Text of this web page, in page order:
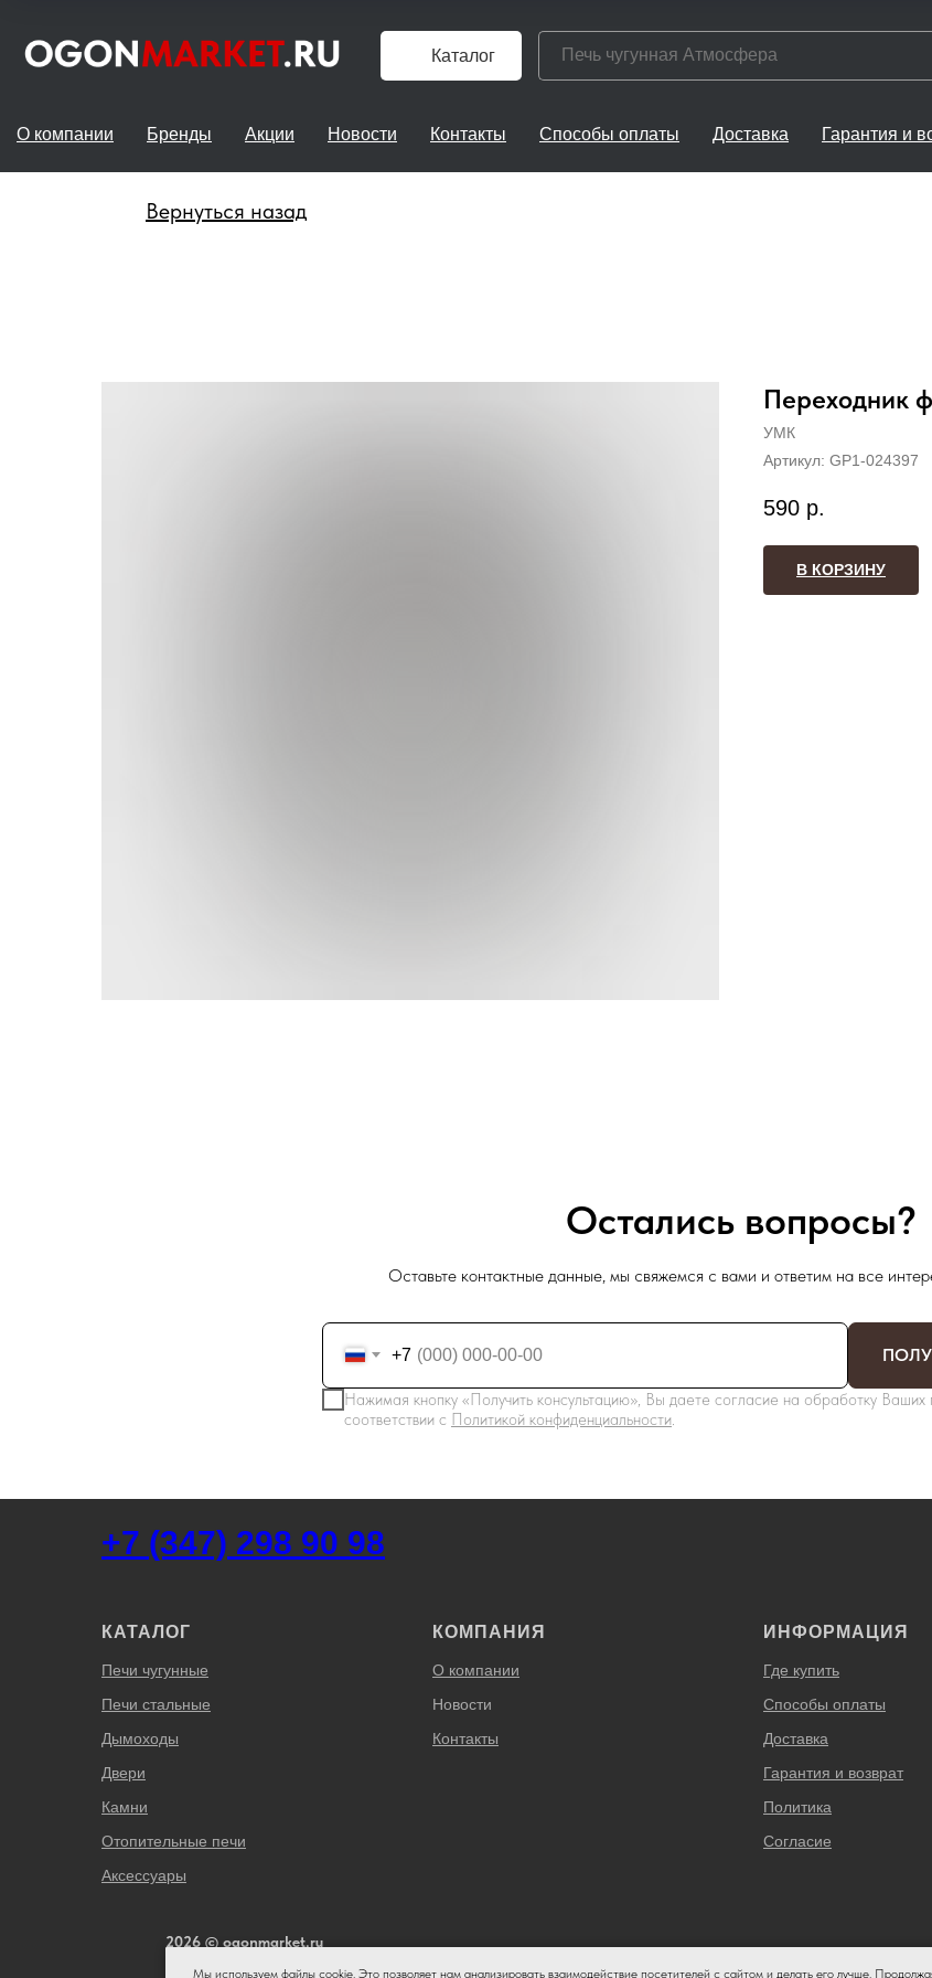
Каталог
О компании Бренды Акции Новости Контакты Способы оплаты Доставка Гарантия и
Вернуться назад
Переходник
УМК
Артикул: GP1-024397
590 р.
В КОРЗИНУ
Мы используем файлы cookie. Это позволяет нам анализировать взаимодействие посетителей с сайтом и делать его лучше.
Остались вопросы?
Оставьте контактные данные, мы свяжемся с вами и ответим на все
+7
Нажимая кнопку «Получить консультацию», Вы даете согласие на обработку Ваших
соответствии с Политикой конфиденциальности.
+7 (347) 298 90 98
КАТАЛОГ
Печи чугунные
Печи стальные
Дымоходы
Двери
Камни
Отопительные печи
Аксессуары
КОМПАНИЯ
О компании
Новости
Контакты
ИНФОРМАЦИЯ
Где купить
Способы оплаты
Доставка
Гарантия и возврат
Политика
Согласие
2026 © ogonmarket.ru